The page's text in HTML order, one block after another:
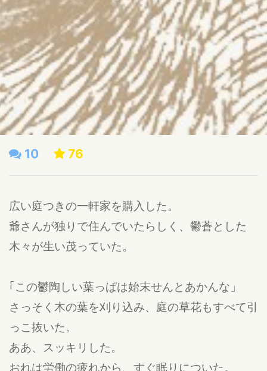
10 76
広い庭つきの一軒家を購入した。
爺さんが独りで住んでいたらしく、鬱蒼とした
木々が生い茂っていた。
｢この鬱陶しい葉っぱは始末せんとあかんな」
さっそく木の葉を刈り込み、庭の草花もすべて引
っこ抜いた。
ああ、スッキリした。
おれは労働の疲れから、すぐ眠りについた。